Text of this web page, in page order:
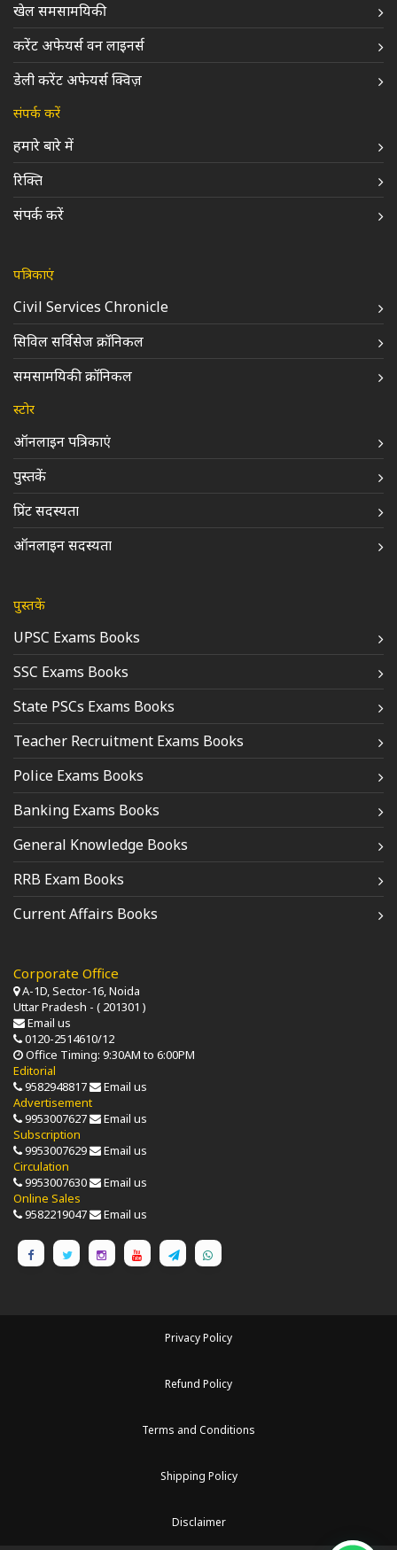
खेल समसामयिकी
करेंट अफेयर्स वन लाइनर्स
डेली करेंट अफेयर्स क्विज़
संपर्क करें
हमारे बारे में
रिक्ति
संपर्क करें
पत्रिकाएं
Civil Services Chronicle
सिविल सर्विसेज क्रॉनिकल
समसामयिकी क्रॉनिकल
स्टोर
ऑनलाइन पत्रिकाएं
पुस्तकें
प्रिंट सदस्यता
ऑनलाइन सदस्यता
पुस्तकें
UPSC Exams Books
SSC Exams Books
State PSCs Exams Books
Teacher Recruitment Exams Books
Police Exams Books
Banking Exams Books
General Knowledge Books
RRB Exam Books
Current Affairs Books
Corporate Office
A-1D, Sector-16, Noida
Uttar Pradesh - ( 201301 )
Email us
0120-2514610/12
Office Timing: 9:30AM to 6:00PM
Editorial
9582948817
Email us
Advertisement
9953007627
Email us
Subscription
9953007629
Email us
Circulation
9953007630
Email us
Online Sales
9582219047
Email us
Privacy Policy
Refund Policy
Terms and Conditions
Shipping Policy
Disclaimer